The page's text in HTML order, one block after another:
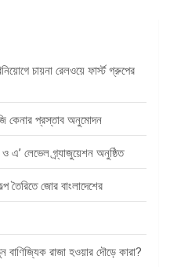
চায়না রেলওয়ে ফার্স্ট গ্রুপের
কেনার প্রস্তাব অনুমোদন
ও এ’ লেভেল গ্র্যাজুয়েশন অনুষ্ঠিত
তৈরিতে জোর বাংলাদেশের
রাজা হওয়ার দৌড়ে কারা?